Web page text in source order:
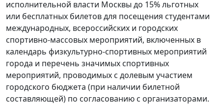
исполнительной власти Москвы до 15% льготных
или бесплатных билетов для посещения студентами
международных, всероссийских и городских
спортивно-массовых мероприятий, включенных в
календарь физкультурно-спортивных мероприятий
города и перечень значимых спортивных
мероприятий, проводимых с долевым участием
городского бюджета (при наличии билетной
составляющей) по согласованию с организаторами.